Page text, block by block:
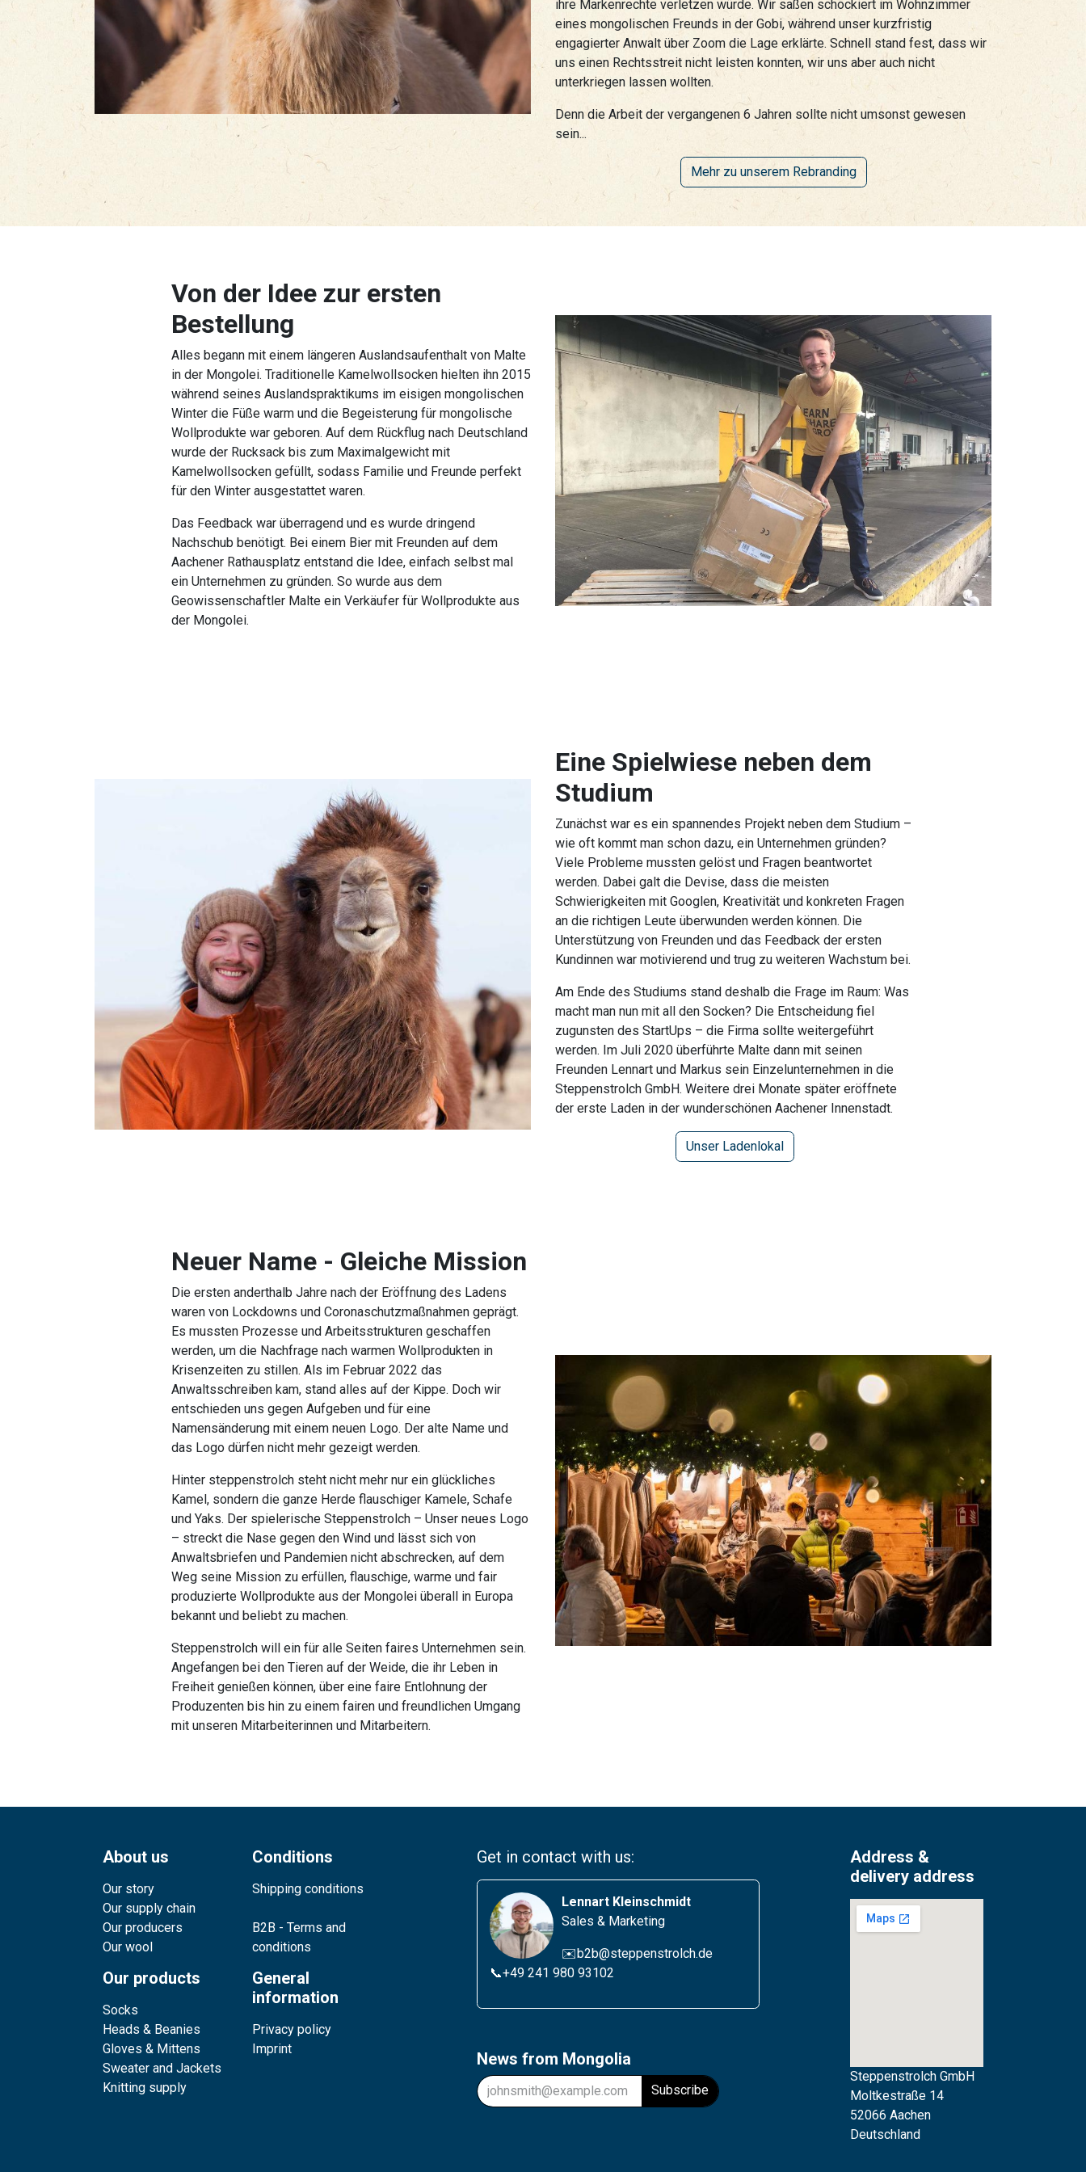
ihre Markenrechte verletzen würde. Wir saßen schockiert im Wohnzimmer
eines mongolischen Freunds in der Gobi, während unser kurzfristig
engagierter Anwalt über Zoom die Lage erklärte. Schnell stand fest, dass wir
uns einen Rechtsstreit nicht leisten konnten, wir uns aber auch nicht
unterkriegen lassen wollten.
Denn die Arbeit der vergangenen 6 Jahren sollte nicht umsonst gewesen
sein...
Mehr zu unserem Rebranding
Von der Idee zur ersten
Bestellung
Alles begann mit einem längeren Auslandsaufenthalt von Malte
in der Mongolei. Traditionelle Kamelwollsocken hielten ihn 2015
während seines Auslandspraktikums im eisigen mongolischen
Winter die Füße warm und die Begeisterung für mongolische
Wollprodukte war geboren. Auf dem Rückflug nach Deutschland
wurde der Rucksack bis zum Maximalgewicht mit
Kamelwollsocken gefüllt, sodass Familie und Freunde perfekt
für den Winter ausgestattet waren.
Das Feedback war überragend und es wurde dringend
Nachschub benötigt. Bei einem Bier mit Freunden auf dem
Aachener Rathausplatz entstand die Idee, einfach selbst mal
ein Unternehmen zu gründen. So wurde aus dem
Geowissenschaftler Malte ein Verkäufer für Wollprodukte aus
der Mongolei.
Eine Spielwiese neben dem
Studium
Zunächst war es ein spannendes Projekt neben dem Studium –
wie oft kommt man schon dazu, ein Unternehmen gründen?
Viele Probleme mussten gelöst und Fragen beantwortet
werden. Dabei galt die Devise, dass die meisten
Schwierigkeiten mit Googlen, Kreativität und konkreten Fragen
an die richtigen Leute überwunden werden können. Die
Unterstützung von Freunden und das Feedback der ersten
Kundinnen war motivierend und trug zu weiteren Wachstum bei.
Am Ende des Studiums stand deshalb die Frage im Raum: Was
macht man nun mit all den Socken? Die Entscheidung fiel
zugunsten des StartUps – die Firma sollte weitergeführt
werden. Im Juli 2020 überführte Malte dann mit seinen
Freunden Lennart und Markus sein Einzelunternehmen in die
Steppenstrolch GmbH. Weitere drei Monate später eröffnete
der erste Laden in der wunderschönen Aachener Innenstadt.
Unser Ladenlokal
Neuer Name - Gleiche Mission
Die ersten anderthalb Jahre nach der Eröffnung des Ladens
waren von Lockdowns und Coronaschutzmaßnahmen geprägt.
Es mussten Prozesse und Arbeitsstrukturen geschaffen
werden, um die Nachfrage nach warmen Wollprodukten in
Krisenzeiten zu stillen. Als im Februar 2022 das
Anwaltsschreiben kam, stand alles auf der Kippe. Doch wir
entschieden uns gegen Aufgeben und für eine
Namensänderung mit einem neuen Logo. Der alte Name und
das Logo dürfen nicht mehr gezeigt werden.
Hinter steppenstrolch steht nicht mehr nur ein glückliches
Kamel, sondern die ganze Herde flauschiger Kamele, Schafe
und Yaks. Der spielerische Steppenstrolch – Unser neues Logo
– streckt die Nase gegen den Wind und lässt sich von
Anwaltsbriefen und Pandemien nicht abschrecken, auf dem
Weg seine Mission zu erfüllen, flauschige, warme und fair
produzierte Wollprodukte aus der Mongolei überall in Europa
bekannt und beliebt zu machen.
Steppenstrolch will ein für alle Seiten faires Unternehmen sein.
Angefangen bei den Tieren auf der Weide, die ihr Leben in
Freiheit genießen können, über eine faire Entlohnung der
Produzenten bis hin zu einem fairen und freundlichen Umgang
mit unseren Mitarbeiterinnen und Mitarbeitern.
Get in contact with us:
Lennart Kleinschmidt
Sales & Marketing
✉️b2b@steppenstrolch.de
📞+49 241 980 93102
About us
Our story
Our supply chain
Our producers
Our wool
Conditions
Shipping conditions
B2B - Terms and
conditions
Our products
Socks
Heads & Beanies
Gloves & Mittens
Sweater and Jackets
Knitting supply
General
information
Privacy policy
Imprint
Address &
delivery address
Steppenstrolch GmbH
Moltkestraße 14
52066 Aachen
Deutschland
News from Mongolia
Subscribe